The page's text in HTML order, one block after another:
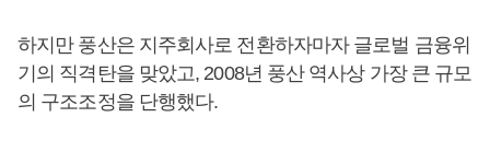
하지만 풍산은 지주회사로 전환하자마자 글로벌 금융위
기의 직격탄을 맞았고, 2008년 풍산 역사상 가장 큰 규모
의 구조조정을 단행했다.